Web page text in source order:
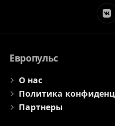
Европульс
О нас
Политика
Партнеры